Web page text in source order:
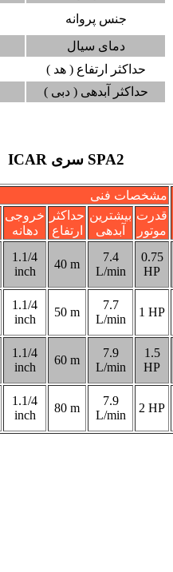
جنس پروانه
دمای سیال
حداکثر ارتفاع ( هد )
حداکثر آبدهی ( دبی )
جدول ابعاد پمپ کفکش ایکار ICAR سری SPA2
مشخصات فنی
قدرت
موتور
بیشترین
آبدهی
حداکثر
ارتفاع
خروجی
دهانه
0.75
HP
7.4
L/min
40 m
1.1/4
inch
1 HP
7.7
L/min
50 m
1.1/4
inch
1.5
HP
7.9
L/min
60 m
1.1/4
inch
2 HP
7.9
L/min
80 m
1.1/4
inch